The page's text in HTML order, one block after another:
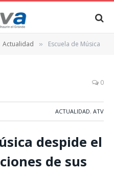
Actualidad » Escuela de Música
0
ACTUALIDAD, ATV
despide el
de sus